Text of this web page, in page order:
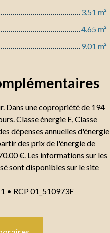
3.51 m²
4.65 m²
9.01 m²
Dans une copropriété de 194
Classe énergie E, Classe
dépenses annuelles d'énergie
des prix de l'énergie de
€. Les informations sur les
sont disponibles sur le site
• RCP 01_510973F